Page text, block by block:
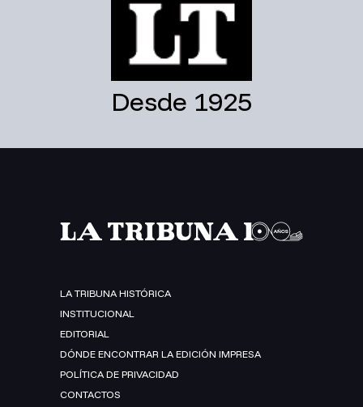
Desde 1925
LA TRIBUNA HISTÓRICA
INSTITUCIONAL
EDITORIAL
DÓNDE ENCONTRAR LA EDICIÓN IMPRESA
POLÍTICA DE PRIVACIDAD
CONTACTOS